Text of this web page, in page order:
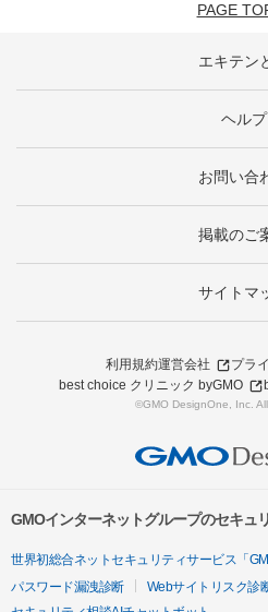
PAGE
エキテン
ヘルプ
お問い合
掲載のご
サイトマ
利用規約運営会社
プラ
best choice クリニック byGMO
©GMO DesignOne, Inc.
GMOインターネットグループのセキュ
世界初総合ネットセキュリティサービス「
パスワード漏洩診断
Webサイトリスク診